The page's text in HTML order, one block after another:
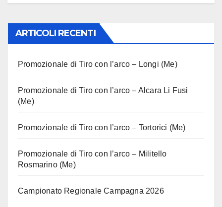
ARTICOLI RECENTI
Promozionale di Tiro con l’arco – Longi (Me)
Promozionale di Tiro con l’arco – Alcara Li Fusi
(Me)
Promozionale di Tiro con l’arco – Tortorici (Me)
Promozionale di Tiro con l’arco – Militello
Rosmarino (Me)
Campionato Regionale Campagna 2026